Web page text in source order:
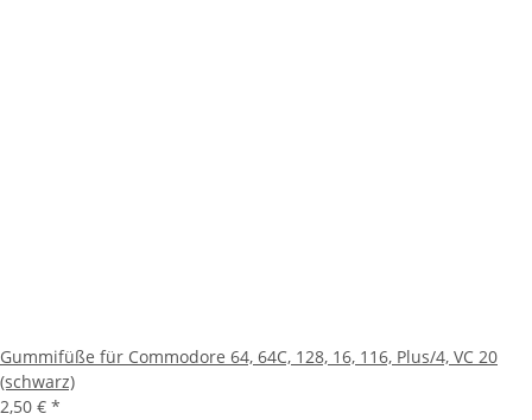
Gummifüße für Commodore 64, 64C, 128, 16, 116, Plus/4, VC 20
(schwarz)
2,50 € *